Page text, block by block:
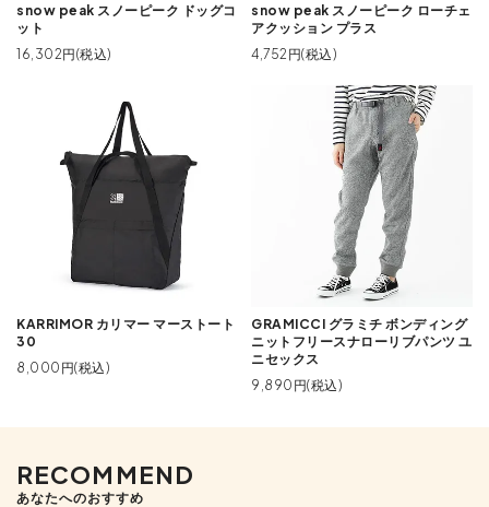
snow peak スノーピーク ドッグコ
ット
16,302円(税込)
snow peak スノーピーク ローチェ
アクッション プラス
4,752円(税込)
KARRIMOR カリマー マーストート
30
8,000円(税込)
GRAMICCI グラミチ ボンディング
ニットフリースナローリブパンツ ユ
ニセックス
9,890円(税込)
RECOMMEND
あなたへのおすすめ